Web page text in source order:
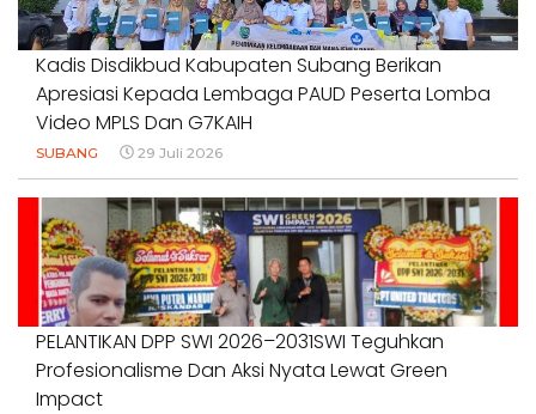
Kadis Disdikbud Kabupaten Subang Berikan
Apresiasi Kepada Lembaga PAUD Peserta Lomba
Video MPLS Dan G7KAIH
SUBANG 29 Juli 2026
PELANTIKAN DPP SWI 2026–2031SWI Teguhkan
Profesionalisme Dan Aksi Nyata Lewat Green
Impact